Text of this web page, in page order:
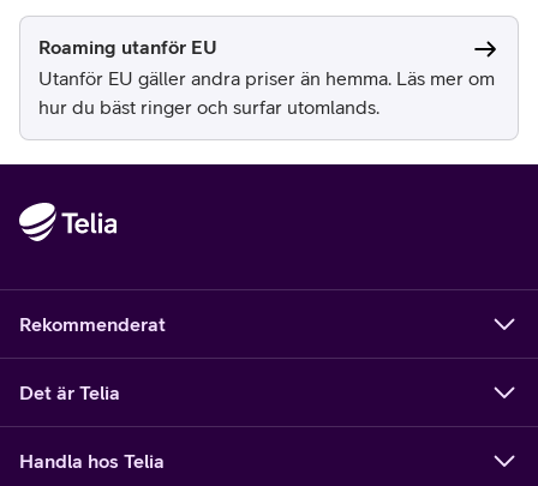
Roaming utanför EU
Utanför EU gäller andra priser än hemma. Läs mer om
hur du bäst ringer och surfar utomlands.
Rekommenderat
Det är Telia
Handla hos Telia